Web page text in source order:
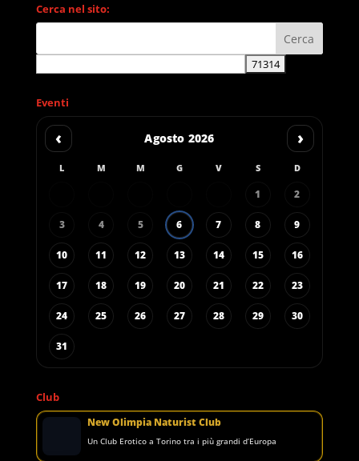
Cerca nel sito:
Eventi
‹ Agosto 2026 ›
L M M G V S D
1 2
3 4 5 6 7 8 9
10 11 12 13 14 15 16
17 18 19 20 21 22 23
24 25 26 27 28 29 30
31
Club
New Olimpia Naturist Club
Un Club Erotico a Torino tra i più grandi d’Europa